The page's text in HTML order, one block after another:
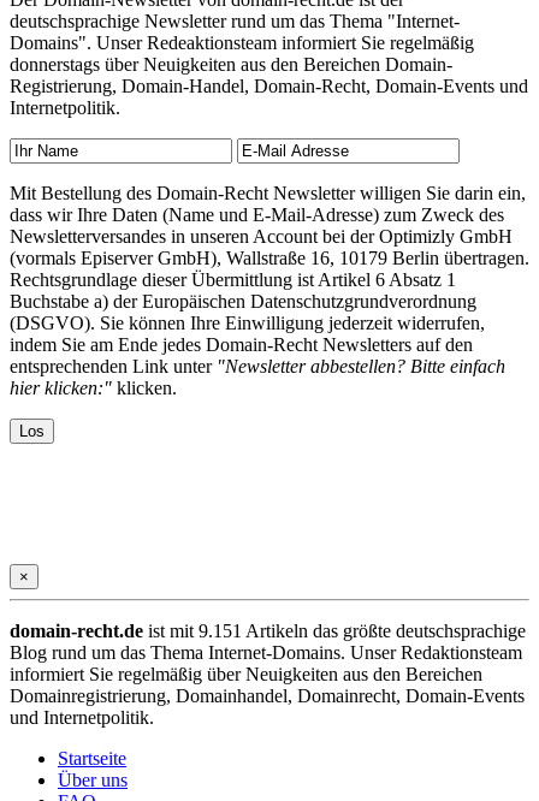
deutschsprachige Newsletter rund um das Thema "Internet-
Domains". Unser Redeaktionsteam informiert Sie regelmäßig
donnerstags über Neuigkeiten aus den Bereichen Domain-
Registrierung, Domain-Handel, Domain-Recht, Domain-Events und
Internetpolitik.
Mit Bestellung des Domain-Recht Newsletter willigen Sie darin ein,
dass wir Ihre Daten (Name und E-Mail-Adresse) zum Zweck des
Newsletterversandes in unseren Account bei der Optimizly GmbH
(vormals Episerver GmbH), Wallstraße 16, 10179 Berlin übertragen.
Rechtsgrundlage dieser Übermittlung ist Artikel 6 Absatz 1
Buchstabe a) der Europäischen Datenschutzgrundverordnung
(DSGVO). Sie können Ihre Einwilligung jederzeit widerrufen,
indem Sie am Ende jedes Domain-Recht Newsletters auf den
entsprechenden Link unter "Newsletter abbestellen? Bitte einfach
hier klicken:" klicken.
×
domain-recht.de ist mit 9.151 Artikeln das größte deutschsprachige
Blog rund um das Thema Internet-Domains. Unser Redaktionsteam
informiert Sie regelmäßig über Neuigkeiten aus den Bereichen
Domainregistrierung, Domainhandel, Domainrecht, Domain-Events
und Internetpolitik.
Startseite
Über uns